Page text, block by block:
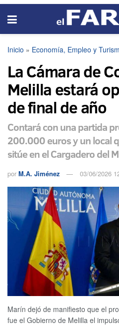
Inicio » Economía, Empleo y
La Cámara de
Melilla estará
de final de año
Contará con una partida
200.000 euros y un local
sitúe en el Cargadero del
por M.A. Jiménez 03/06/2026
Marín dejó de manifiesto que el
fue el Gobierno de Melilla el